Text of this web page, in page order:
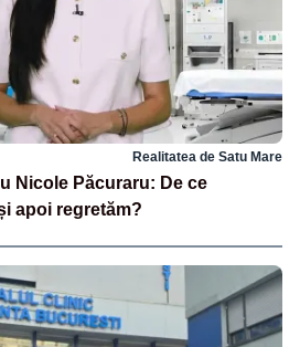
Realitatea de Satu Mare
Nicole Păcuraru: De ce
apoi regretăm?